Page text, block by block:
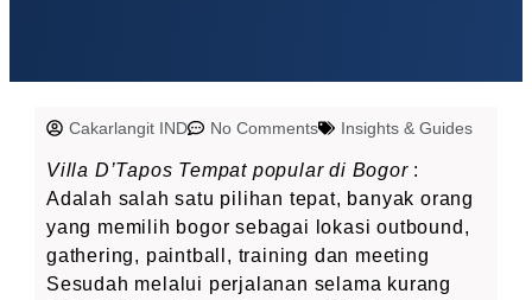
Cakarlangit IND No Comments Insights & Guides
Villa D’Tapos Tempat popular di Bogor:
Adalah salah satu pilihan tepat, banyak orang
yang memilih bogor sebagai lokasi outbound,
gathering, paintball, training dan meeting
Sesudah melalui perjalanan selama kurang